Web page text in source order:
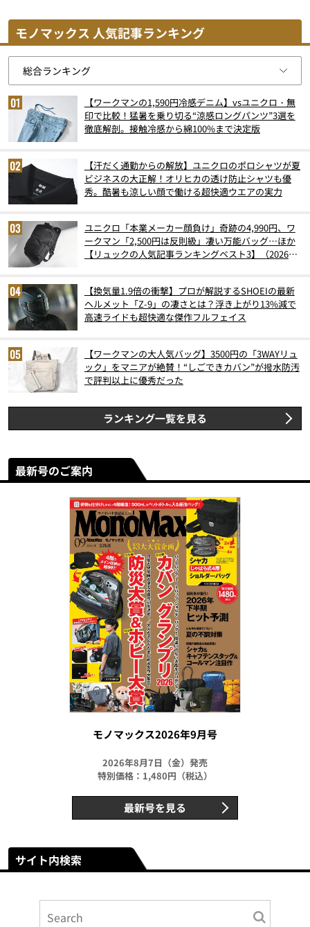
モノマックス 人気記事ランキング
【ワークマンの1,590円冷感デニム】vsユニクロ・無
印で比較！猛暑を乗り切る“涼感ロングパンツ”3選を
徹底解剖。接触冷感から綿100%まで決定版
【汗だく通勤からの解放】ユニクロのポロシャツが夏
ビジネスの大正解！オリヒカの透け防止シャツも優
秀。酷暑も涼しい顔で働ける超快適ウエアの実力
ユニクロ「本業メーカー顔負け」奇跡の4,990円、ワ
ークマン「2,500円は反則級」凄い万能バッグ…ほか
【リュックの人気記事ランキングベスト3】（2026年
【換気量1.9倍の衝撃】プロが解説するSHOEIの最新
ヘルメット「Z-9」の凄さとは？浮き上がり13%減で
高速ライドも超快適な傑作フルフェイス
【ワークマンの大人気バッグ】3500円の「3WAYリュ
ック」をマニアが絶賛！“しごできカバン”が撥水防汚
で評判以上に優秀だった
ランキング一覧を見る
最新号のご案内
モノマックス2026年9月号
2026年8月7日（金）発売
特別価格：1,480円（税込）
最新号を見る
サイト内検索